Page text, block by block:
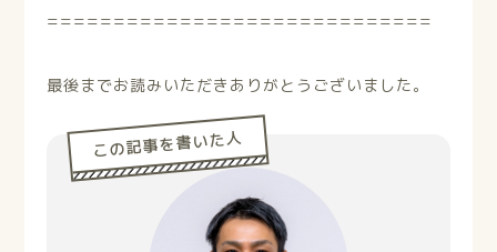
=============================
最後までお読みいただきありがとうございました。
この記事を書いた人